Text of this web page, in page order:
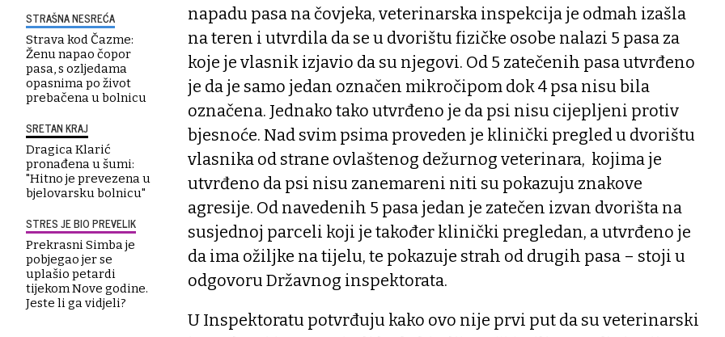
STRAŠNA NESREĆA
Strava kod Čazme:
Ženu napao čopor
pasa, s ozljedama
opasnima po život
prebačena u bolnicu
SRETAN KRAJ
Dragica Klarić
pronađena u šumi:
"Hitno je prevezena u
bjelovarsku bolnicu"
STRES JE BIO PREVELIK
Prekrasni Simba je
pobjegao jer se
uplašio petardi
tijekom Nove godine.
Jeste li ga vidjeli?
napadu pasa na čovjeka, veterinarska inspekcija je odmah izašla
na teren i utvrdila da se u dvorištu fizičke osobe nalazi 5 pasa za
koje je vlasnik izjavio da su njegovi. Od 5 zatečenih pasa utvrđeno
je da je samo jedan označen mikročipom dok 4 psa nisu bila
označena. Jednako tako utvrđeno je da psi nisu cijepljeni protiv
bjesnoće. Nad svim psima proveden je klinički pregled u dvorištu
vlasnika od strane ovlaštenog dežurnog veterinara, kojima je
utvrđeno da psi nisu zanemareni niti su pokazuju znakove
agresije. Od navedenih 5 pasa jedan je zatečen izvan dvorišta na
susjednoj parceli koji je također klinički pregledan, a utvrđeno je
da ima ožiljke na tijelu, te pokazuje strah od drugih pasa – stoji u
odgovoru Državnog inspektorata.
U Inspektoratu potvrđuju kako ovo nije prvi put da su veterinarski